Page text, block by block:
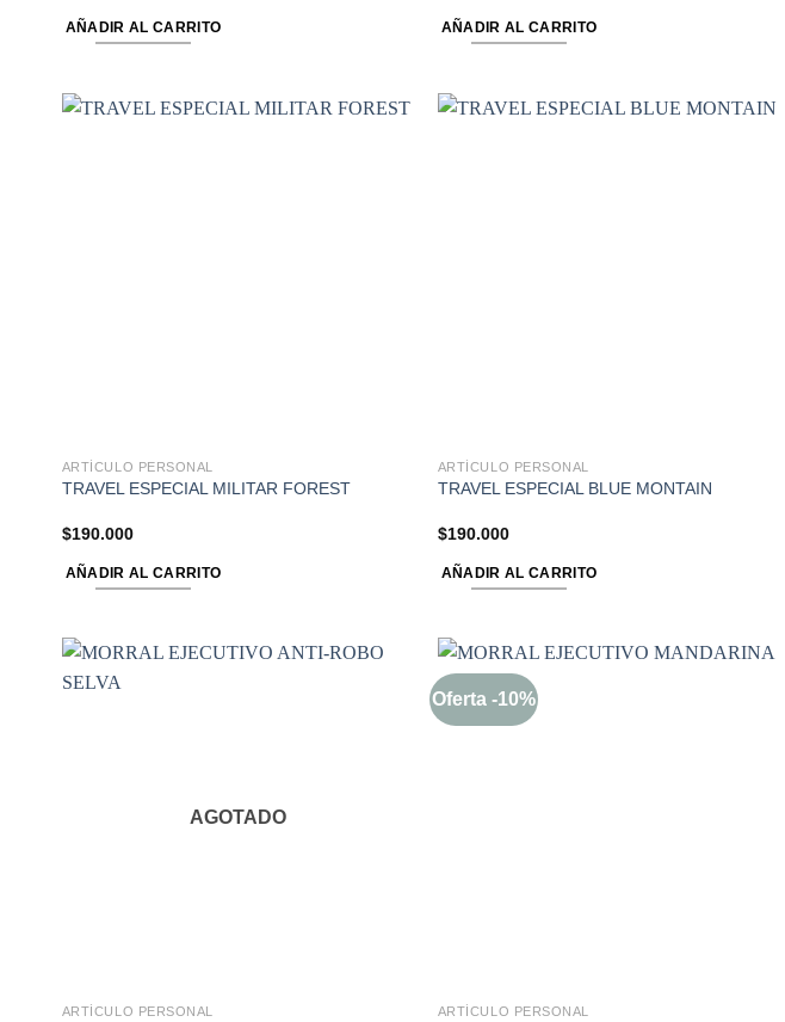
AÑADIR AL CARRITO AÑADIR AL CARRITO
ARTÍCULO PERSONAL
TRAVEL ESPECIAL MILITAR FOREST
$190.000
AÑADIR AL CARRITO
ARTÍCULO PERSONAL
TRAVEL ESPECIAL BLUE MONTAIN
$190.000
AÑADIR AL CARRITO
AGOTADO
ARTÍCULO PERSONAL
Oferta -10%
ARTÍCULO PERSONAL